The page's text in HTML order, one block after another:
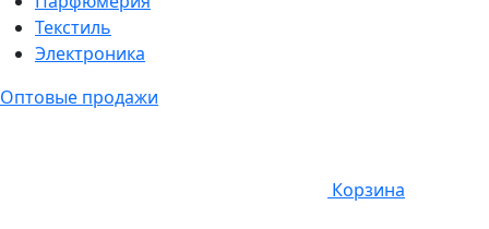
Текстиль
Электроника
Оптовые продажи
Корзина